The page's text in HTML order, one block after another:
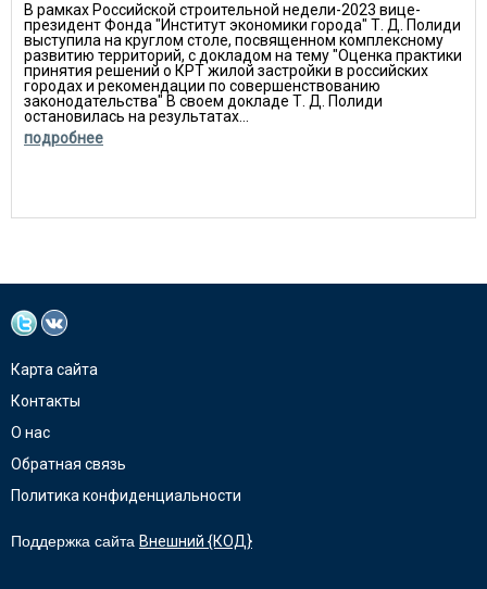
В рамках Российской строительной недели-2023 вице-
президент Фонда "Институт экономики города" Т. Д. Полиди
выступила на круглом столе, посвященном комплексному
развитию территорий, с докладом на тему "Оценка практики
принятия решений о КРТ жилой застройки в российских
городах и рекомендации по совершенствованию
законодательства" В своем докладе Т. Д. Полиди
остановилась на результатах...
подробнее
Карта сайта
Контакты
О нас
Обратная связь
Политика конфиденциальности
Поддержка сайта Внешний {КОД}